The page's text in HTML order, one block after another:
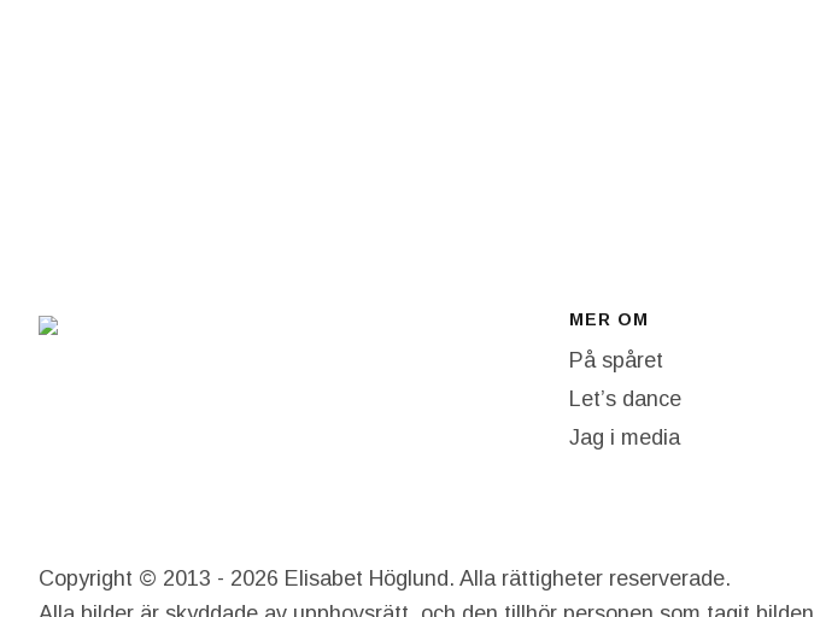
MER OM
På spåret
Let’s dance
Jag i media
Copyright © 2013 - 2026 Elisabet Höglund. Alla rättigheter reserverade.